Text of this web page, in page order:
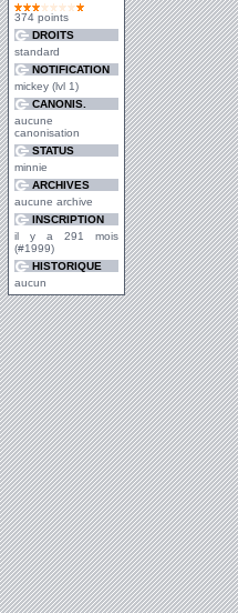
374 points
DROITS
standard
NOTIFICATION
mickey (lvl 1)
CANONIS.
aucune
canonisation
STATUS
minnie
ARCHIVES
aucune archive
INSCRIPTION
il y a 291 mois
(#1999)
HISTORIQUE
aucun